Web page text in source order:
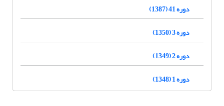
دوره 41 (1387)
دوره 3 (1350)
دوره 2 (1349)
دوره 1 (1348)